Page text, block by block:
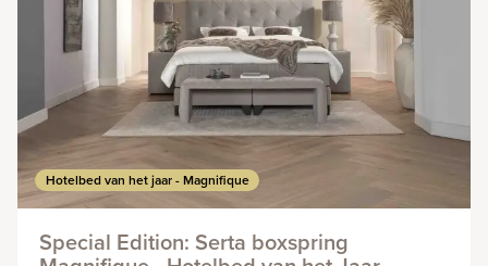
Hotelbed van het jaar - Magnifique
Special Edition: Serta boxspring